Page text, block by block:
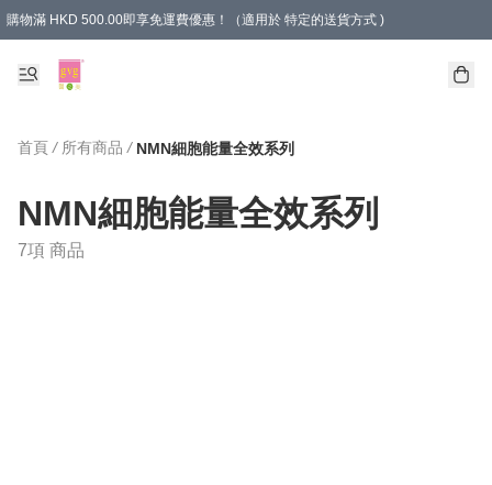
購物滿 HKD 500.00即享免運費優惠！（適用於 特定的送貨方式 )
首頁 / 所有商品 / NMN細胞能量全效系列
NMN細胞能量全效系列
7項 商品